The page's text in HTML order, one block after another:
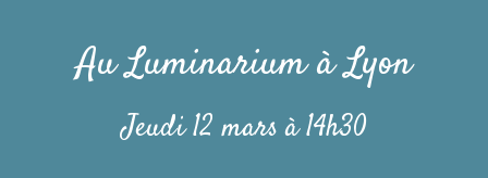
AuLuminarium à Lyon
Jeudi12 mars à 14h30